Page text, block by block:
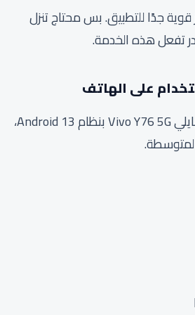
جدًا للتطبيق. بس محتاج تنزل
تفعل هذه الخدمة.
على الهاتف
جربت التطبيق على موبايلي Vivo Y76 5G بنظام Android 13،